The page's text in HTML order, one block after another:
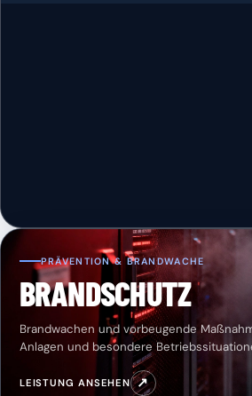
PRÄVENTION & BRANDWACHE
BRANDSCHUTZ
Brandwachen und vorbeugende
Anlagen und besondere
LEISTUNG ANSEHEN ↗